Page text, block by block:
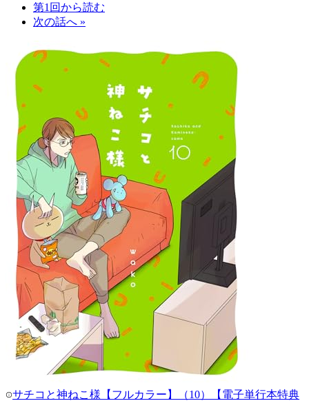
第1回から読む
次の話へ »
サチコと神ねこ様【フルカラー】（10）【電子単行本特典